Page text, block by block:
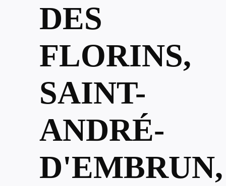
DES
FLORINS,
SAINT-
ANDRÉ-
D'EMBRUN,